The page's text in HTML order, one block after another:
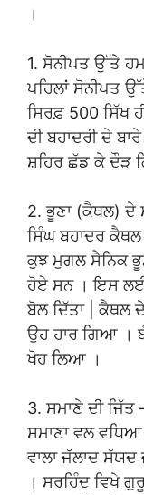
।
1. ਸੋਨੀਪਤ ਉੱਤੇ
ਪਹਿਲਾਂ ਸੋਨੀਪਤ
ਸਿਰਫ਼ 500 ਸਿੱਖ
ਦੀ ਬਹਾਦਰੀ ਦੇ
ਸ਼ਹਿਰ ਛੱਡ ਕੇ ਦੌੜ
2. ਭੂਣਾ (ਕੈਥਲ) ਦੇ
ਸਿੰਘ ਬਹਾਦਰ
ਕੁਝ ਮੁਗਲ ਸੈਨਿਕ
ਹੋਏ ਸਨ । ਇਸ ਲਈ
ਬੋਲ ਦਿੱਤਾ | ਕੈਥਲ
ਉਹ ਹਾਰ ਗਿਆ ।
ਖੋਹ ਲਿਆ ।
3. ਸਮਾਣੇ ਦੀ ਜਿੱਤ
ਸਮਾਣਾ ਵਲ
ਵਾਲਾ ਜੱਲਾਦ ਸੱਯਦ
। ਸਰਹਿੰਦ ਵਿਖੇ